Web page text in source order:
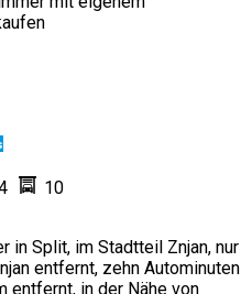
10
in Split, im Stadtteil Znjan, nur
entfernt, zehn Autominuten
entfernt, in der Nähe von